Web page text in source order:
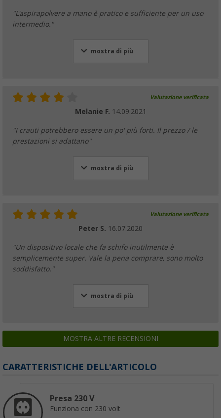
"L'aspirapolvere a mano è pratico e sufficiente per un uso
intermedio."
mostra di più
Valutazione verificata
Melanie F. 14.09.2021
"I crauti potrebbero essere un po' più forti. Il prezzo / le
prestazioni si adattano"
mostra di più
Valutazione verificata
Peter S. 16.07.2020
"Un dispositivo locale che fa schifo inutilmente è
semplicemente super. Vale la pena comprare, sono molto
soddisfatto."
mostra di più
MOSTRA ALTRE RECENSIONI
CARATTERISTICHE DELL'ARTICOLO
Presa 230 V
Funziona con 230 volt